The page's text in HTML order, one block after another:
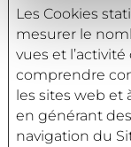
consentement
aux cookies.
Les Cookies
mesurer le
vues et
comprendre
les sites web et
en générant
navigation du